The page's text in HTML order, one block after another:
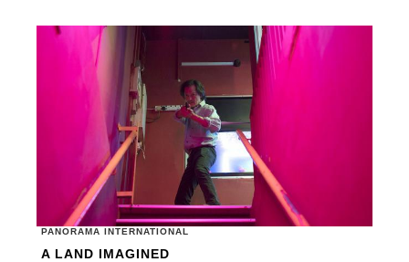
PANORAMA INTERNATIONAL
A LAND IMAGINED